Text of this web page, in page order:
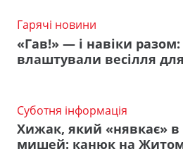
Гарячі новини
«Гав!» — і навіки
влаштували весілля
Суботня інформація
Хижак, який «нявкає» в
мишей: канюк на